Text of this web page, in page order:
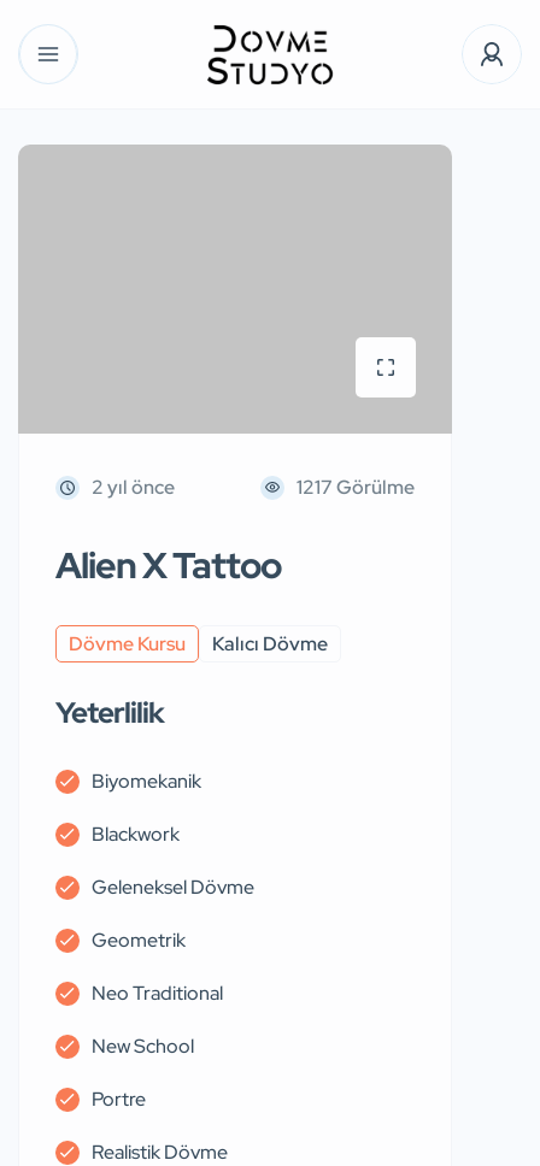
2 yıl önce 1217 Görülme
Alien X Tattoo
Dövme Kursu Kalıcı Dövme
Yeterlilik
Biyomekanik
Blackwork
Geleneksel Dövme
Geometrik
Neo Traditional
New School
Portre
Realistik Dövme